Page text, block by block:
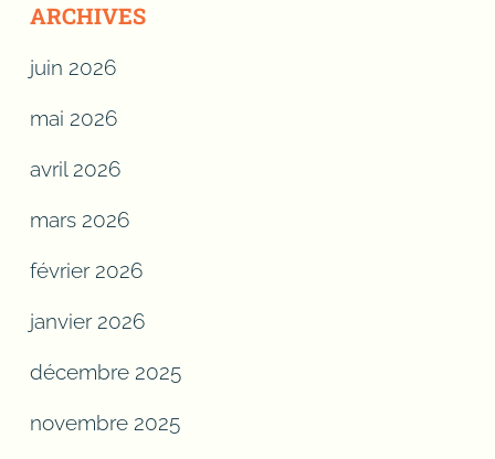
ARCHIVES
juin 2026
mai 2026
avril 2026
mars 2026
février 2026
janvier 2026
décembre 2025
novembre 2025